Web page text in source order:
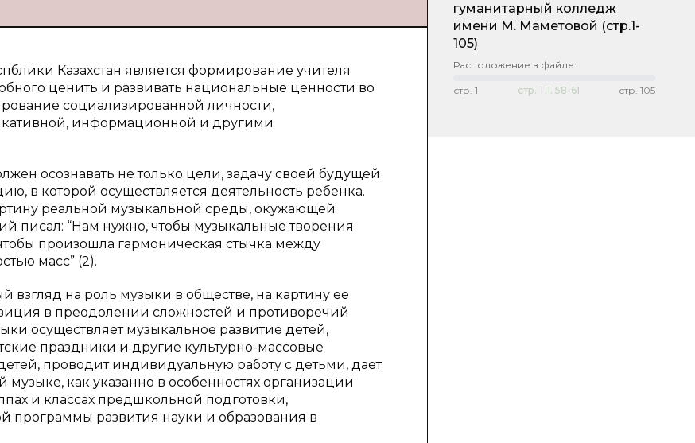
Казахстан является формирование учителя
ценить и развивать национальные ценности во
социализированной личности,
информационной и другими
осознавать не только цели, задачу своей будущей
в которой осуществляется деятельность ребенка.
реальной музыкальной среды, окужающей
писал: “Нам нужно, чтобы музыкальные творения
произошла гармоническая стычка между
масс” (2).
на роль музыки в обществе, на картину ее
в преодолении сложностей и противоречий
осуществляет музыкальное развитие детей,
праздники и другие культурно-массовые
проводит индивидуальную работу с детьми, дает
как указанно в особенностях организации
и классах предшкольной подготовки,
программы развития науки и образования в
гуманитарный колледж
имени М. Маметовой (стр.1-
105)
Расположение в файле:
стр. 1 стр. Т.1. 58-61 стр. 105